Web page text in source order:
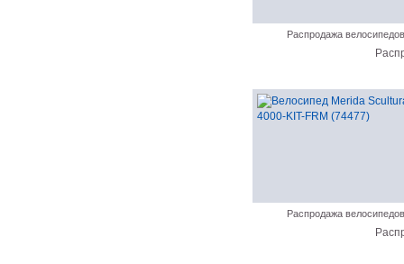
Распродажа велосипедов
Распродажа велосипедов